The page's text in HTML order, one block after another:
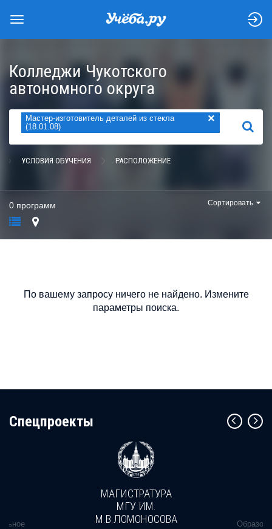
Колледжи Чукотского
автономного округа
Мастер-изготовитель деталей из стекла
(18.01.08)
×
НАЙТИ
УСЛОВИЯ ОБУЧЕНИЯ РАСПОЛОЖЕНИЕ
0 программ Сортировать
По вашему запросу ничего не найдено. Измените
параметры поиска.
Cпецпроекты
МАГИСТРАТУРА
МГУ ИМ.
М.В.ЛОМОНОСОВА